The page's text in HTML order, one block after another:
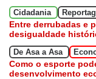
Cidadania
Entre derrubadas e
desigualdade
De Asa a Asa
Como o esporte
desenvolvimento